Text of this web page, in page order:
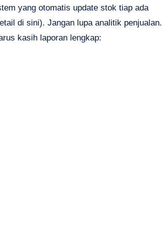
yang otomatis update stok tiap ada
di sini). Jangan lupa analitik penjualan.
kasih laporan lengkap: